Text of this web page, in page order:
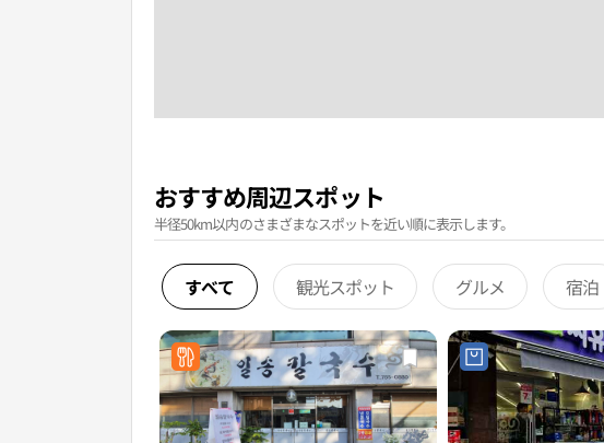
おすすめ周辺スポット
半径50km以内のさまざまなスポットを近い順に表示します。
すべて 観光スポット グルメ 宿泊